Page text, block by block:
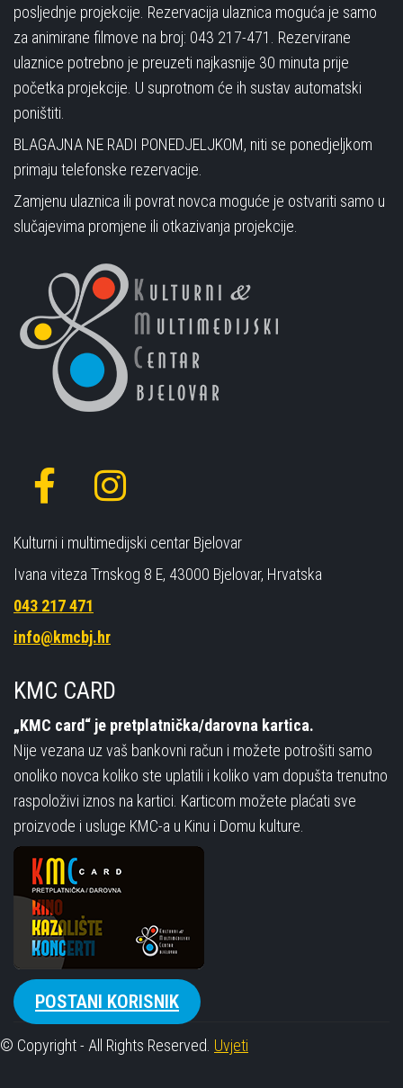
posljednje projekcije. Rezervacija ulaznica moguća je samo
za animirane filmove na broj: 043 217-471. Rezervirane
ulaznice potrebno je preuzeti najkasnije 30 minuta prije
početka projekcije. U suprotnom će ih sustav automatski
poništiti.
BLAGAJNA NE RADI PONEDJELJKOM, niti se ponedjeljkom
primaju telefonske rezervacije.
Zamjenu ulaznica ili povrat novca moguće je ostvariti samo u
slučajevima promjene ili otkazivanja projekcije.
Kulturni i multimedijski centar Bjelovar
Ivana viteza Trnskog 8 E, 43000 Bjelovar, Hrvatska
043 217 471
info@kmcbj.hr
KMC CARD
„KMC card“ je pretplatnička/darovna kartica.
Nije vezana uz vaš bankovni račun i možete potrošiti samo
onoliko novca koliko ste uplatili i koliko vam dopušta trenutno
raspoloživi iznos na kartici. Karticom možete plaćati sve
proizvode i usluge KMC-a u Kinu i Domu kulture.
POSTANI KORISNIK
© Copyright - All Rights Reserved. Uvjeti